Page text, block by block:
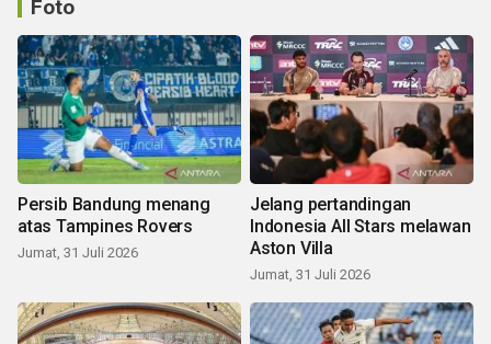
Foto
Persib Bandung menang
atas Tampines Rovers
Jumat, 31 Juli 2026
Jelang pertandingan
Indonesia All Stars melawan
Aston Villa
Jumat, 31 Juli 2026